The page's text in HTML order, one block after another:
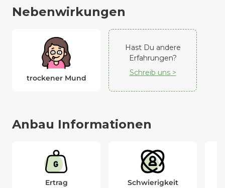
Nebenwirkungen
trockener Mund
Hast Du andere
Erfahrungen?
Schreib uns >
Anbau Informationen
Ertrag
Schwierigkeit